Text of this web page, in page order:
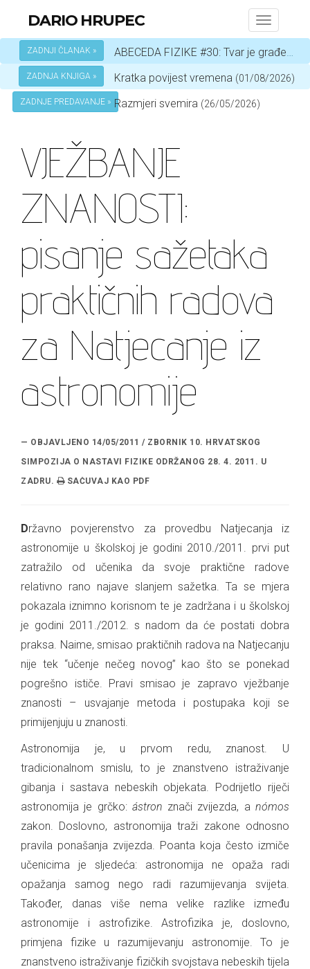
Toggle
DARIO HRUPEC
ZADNJI ČLANAK » ABECEDA FIZIKE #30: Tvar je građena od atoma
ZADNJA KNJIGA » Kratka povijest vremena (01/08/2026)
ZADNJE PREDAVANJE » Razmjeri svemira (26/05/2026)
VJEŽBANJE
ZNANOSTI:
pisanje sažetaka
praktičnih radova
za Natjecanje iz
astronomije
— OBJAVLJENO 14/05/2011 / ZBORNIK 10. HRVATSKOG
SIMPOZIJA O NASTAVI FIZIKE ODRŽANOG 28. 4. 2011. U
ZADRU.
Državno povjerenstvo za provedbu Natjecanja iz
astronomije u školskoj je godini 2010./2011. prvi put
zatražilo od učenika da svoje praktične radove
relativno rano najave slanjem sažetka. Ta se mjera
pokazala iznimno korisnom te je zadržana i u školskoj
je godini 2011./2012. s nadom da će postati dobra
praksa. Naime, smisao praktičnih radova na Natjecanju
nije tek “učenje nečeg novog” kao što se ponekad
pogrešno ističe. Pravi smisao je zapravo vježbanje
znanosti – usvajanje metoda i postupaka koji se
primijenjuju u znanosti.
Astronomija je, u prvom redu, znanost. U
tradicionalnom smislu, to je znanstveno istraživanje
gibanja i sastava nebeskih objekata. Podrijetlo riječi
astronomija je grčko: ástron znači zvijezda, anómos
zakon. Doslovno, astronomija traži zakone odnosno
pravila ponašanja zvijezda. Poanta koja često izmiče
učenicima je sljedeća: astronomija ne opaža radi
opažanja samog nego radi razumijevanja svijeta.
Također, danas više nema velike razlike između
astronomije i astrofizike. Astrofizika je, doslovno,
primjena fizike u razumijevanju astronomije. To je
znanstveno istraživanje fizičkih svojstava nebeskih tijela